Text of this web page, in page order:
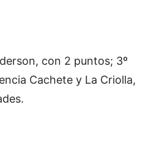
con 2 puntos; 3º
Cachete y La Criolla,